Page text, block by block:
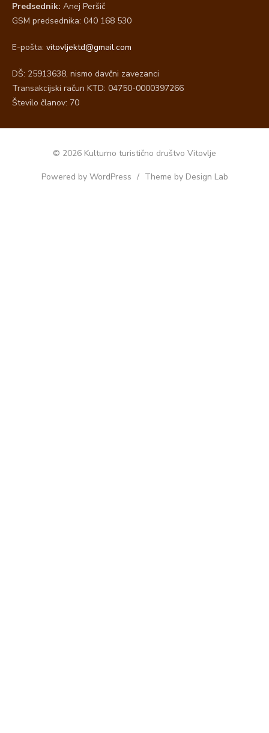
Predsednik: Anej Peršič
GSM predsednika: 040 168 530
E-pošta: vitovljektd@gmail.com
DŠ: 25913638, nismo davčni zavezanci
Transakcijski račun KTD: 04750-0000397266
Število članov: 70
© 2026 Kulturno turistično društvo Vitovlje
Powered by WordPress / Theme by Design Lab